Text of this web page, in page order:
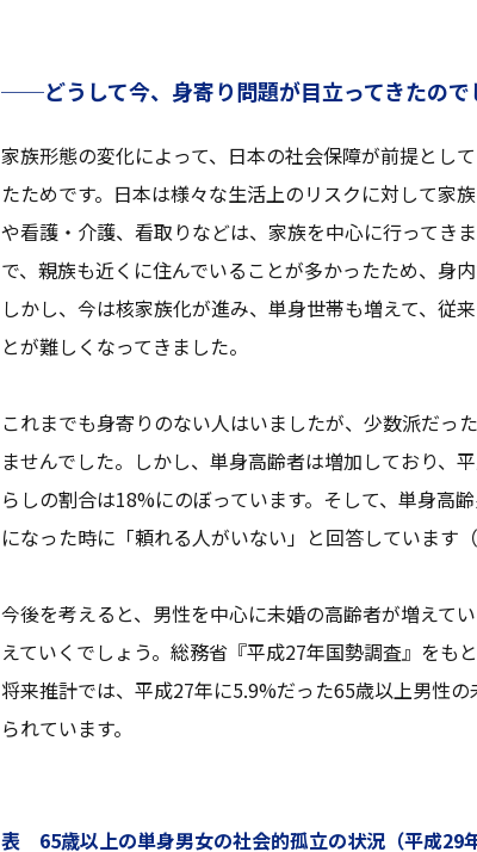
──どうして今、身寄り問題が目立ってきたので
家族形態の変化によって、日本の社会保障が前提とし
たためです。日本は様々な生活上のリスクに対して家
や看護・介護、看取りなどは、家族を中心に行ってき
で、親族も近くに住んでいることが多かったため、身
しかし、今は核家族化が進み、単身世帯も増えて、従
とが難しくなってきました。
これまでも身寄りのない人はいましたが、少数派だっ
ませんでした。しかし、単身高齢者は増加しており、
らしの割合は18%にのぼっています。そして、単身高
になった時に「頼れる人がいない」と回答しています（
今後を考えると、男性を中心に未婚の高齢者が増えて
えていくでしょう。総務省『平成27年国勢調査』をも
将来推計では、平成27年に5.9%だった65歳以上男性
られています。
表 65歳以上の単身男女の社会的孤立の状況（平成29年